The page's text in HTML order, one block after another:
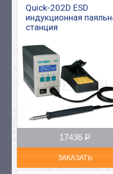
Quick-202D ESD
индукционная
станция
17436 Р
–
ЗАКАЗАТЬ